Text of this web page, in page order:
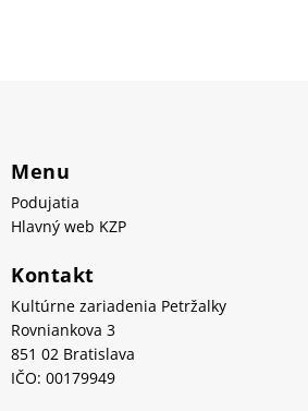
Menu
Podujatia
Hlavný web KZP
Kontakt
Kultúrne zariadenia Petržalky
Rovniankova 3
851 02 Bratislava
IČO: 00179949